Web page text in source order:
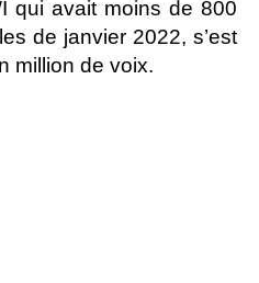
qui avait moins de 800
de janvier 2022, s’est
million de voix.